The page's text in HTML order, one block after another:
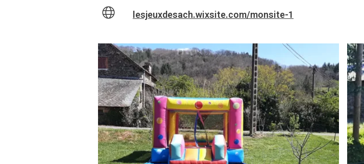
lesjeuxdesach.wixsite.com/monsite-1